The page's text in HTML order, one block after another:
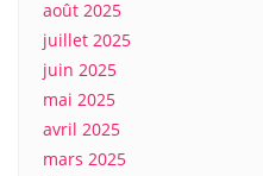
août 2025
juillet 2025
juin 2025
mai 2025
avril 2025
mars 2025